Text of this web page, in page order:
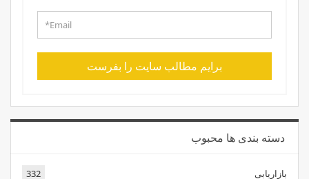
برایم مطالب سایت را بفرست
دسته بندی ها محبوب
بازاریابی 332